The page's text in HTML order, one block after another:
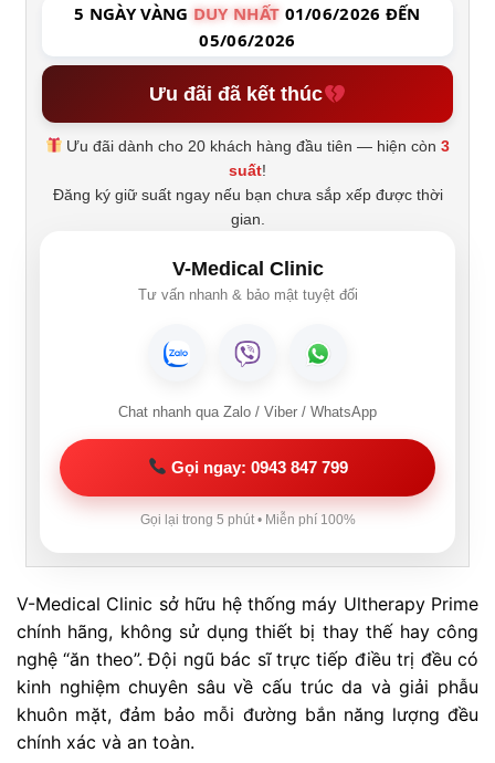
5 NGÀY VÀNG DUY NHẤT 01/06/2026 ĐẾN
05/06/2026
Ưu đãi đã kết thúc
Ưu đãi dành cho 20 khách hàng đầu tiên — hiện còn3
suất!
Đăng ký giữ suất ngay nếu bạn chưa sắp xếp được thời
gian.
V-Medical Clinic
Tư vấn nhanh & bảo mật tuyệt đối
Chat nhanh qua Zalo / Viber / WhatsApp
Gọi ngay: 0943 847 799
Gọi lại trong 5 phút • Miễn phí 100%
V-Medical Clinic sở hữu hệ thống máy Ultherapy Prime
chính hãng, không sử dụng thiết bị thay thế hay công
nghệ “ăn theo”. Đội ngũ bác sĩ trực tiếp điều trị đều có
kinh nghiệm chuyên sâu về cấu trúc da và giải phẫu
khuôn mặt, đảm bảo mỗi đường bắn năng lượng đều
chính xác và an toàn.